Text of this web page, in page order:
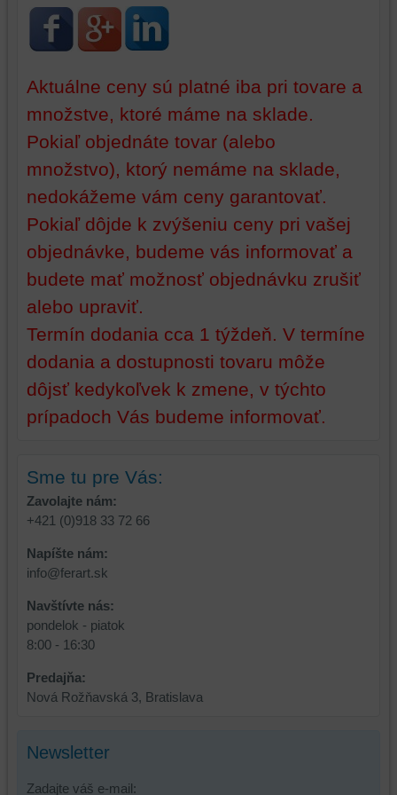
Aktuálne ceny sú platné iba pri tovare a
množstve, ktoré máme na sklade.
Pokiaľ objednáte tovar (alebo
množstvo), ktorý nemáme na sklade,
nedokážeme vám ceny garantovať.
Pokiaľ dôjde k zvýšeniu ceny pri vašej
objednávke, budeme vás informovať a
budete mať možnosť objednávku zrušiť
alebo upraviť.
Termín dodania cca 1 týždeň. V termíne
dodania a dostupnosti tovaru môže
dôjsť kedykoľvek k zmene, v týchto
prípadoch Vás budeme informovať.
Sme tu pre Vás:
Zavolajte nám:
+421 (0)918 33 72 66
Napíšte nám:
info@ferart.sk
Navštívte nás:
pondelok - piatok
8:00 - 16:30
Predajňa:
Nová Rožňavská 3, Bratislava
Newsletter
Zadajte váš e-mail:
identifikáciu
relácie
dosiahnutie
základnej
funkčnosti
platformy,
zážitku
z
a
zabezpečenia.
mohli
poskytovať
doplnkové
ktoré
zlepšujú
váš
zážitok
z
prehliadania,
niektoré
z
vašich
preferencií
bez
toho,
ste
mali
účet
prihlásenia,
používať
skripty
zdroje
tretích
strán,
widgety
atď.